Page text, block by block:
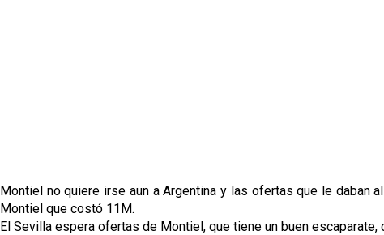
Montiel no quiere irse aun a Argentina y las ofertas que le daban
Montiel que costó 11M.
El Sevilla espera ofertas de Montiel, que tiene un buen